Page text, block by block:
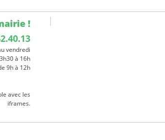
!
vendredi
à 16h
9h à 12h
avec les
iframes.